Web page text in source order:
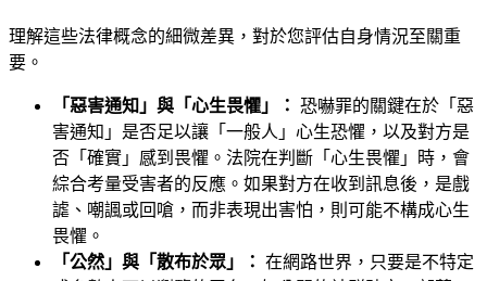
理解這些法律概念的細微差異，對於您評估自身情況至關重
要。
「惡害通知」與「心生畏懼」： 恐嚇罪的關鍵在於「惡
害通知」是否足以讓「一般人」心生恐懼，以及對方是
否「確實」感到畏懼。法院在判斷「心生畏懼」時，會
綜合考量受害者的反應。如果對方在收到訊息後，是戲
謔、嘲諷或回嗆，而非表現出害怕，則可能不構成心生
畏懼。
「公然」與「散布於眾」： 在網路世界，只要是不特定